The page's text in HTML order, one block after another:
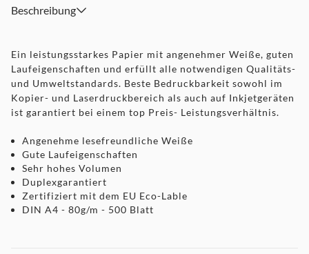
Beschreibung
Ein leistungsstarkes Papier mit angenehmer Weiße, guten
Laufeigenschaften und erfüllt alle notwendigen Qualitäts-
und Umweltstandards. Beste Bedruckbarkeit sowohl im
Kopier- und Laserdruckbereich als auch auf Inkjetgeräten
ist garantiert bei einem top Preis- Leistungsverhältnis.
Angenehme lesefreundliche Weiße
Gute Laufeigenschaften
Sehr hohes Volumen
Duplexgarantiert
Zertifiziert mit dem EU Eco-Lable
DIN A4 - 80g/m - 500 Blatt